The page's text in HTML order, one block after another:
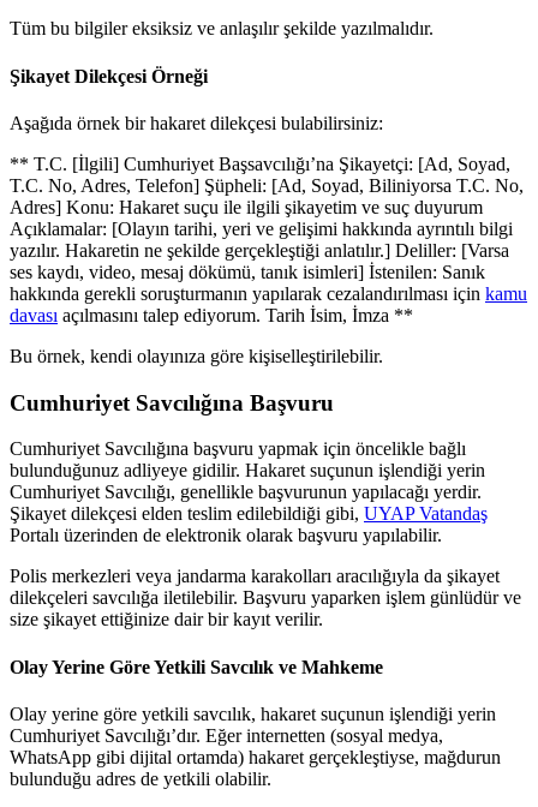
Tüm bu bilgiler eksiksiz ve anlaşılır şekilde yazılmalıdır.
Şikayet Dilekçesi Örneği
Aşağıda örnek bir hakaret dilekçesi bulabilirsiniz:
** T.C. [İlgili] Cumhuriyet Başsavcılığı’na Şikayetçi: [Ad, Soyad,
T.C. No, Adres, Telefon] Şüpheli: [Ad, Soyad, Biliniyorsa T.C. No,
Adres] Konu: Hakaret suçu ile ilgili şikayetim ve suç duyurum
Açıklamalar: [Olayın tarihi, yeri ve gelişimi hakkında ayrıntılı bilgi
yazılır. Hakaretin ne şekilde gerçekleştiği anlatılır.] Deliller: [Varsa
ses kaydı, video, mesaj dökümü, tanık isimleri] İstenilen: Sanık
hakkında gerekli soruşturmanın yapılarak cezalandırılması için kamu
davası açılmasını talep ediyorum. Tarih İsim, İmza **
Bu örnek, kendi olayınıza göre kişiselleştirilebilir.
Cumhuriyet Savcılığına Başvuru
Cumhuriyet Savcılığına başvuru yapmak için öncelikle bağlı
bulunduğunuz adliyeye gidilir. Hakaret suçunun işlendiği yerin
Cumhuriyet Savcılığı, genellikle başvurunun yapılacağı yerdir.
Şikayet dilekçesi elden teslim edilebildiği gibi, UYAP Vatandaş
Portalı üzerinden de elektronik olarak başvuru yapılabilir.
Polis merkezleri veya jandarma karakolları aracılığıyla da şikayet
dilekçeleri savcılığa iletilebilir. Başvuru yaparken işlem günlüdür ve
size şikayet ettiğinize dair bir kayıt verilir.
Olay Yerine Göre Yetkili Savcılık ve Mahkeme
Olay yerine göre yetkili savcılık, hakaret suçunun işlendiği yerin
Cumhuriyet Savcılığı’dır. Eğer internetten (sosyal medya,
WhatsApp gibi dijital ortamda) hakaret gerçekleştiyse, mağdurun
bulunduğu adres de yetkili olabilir.